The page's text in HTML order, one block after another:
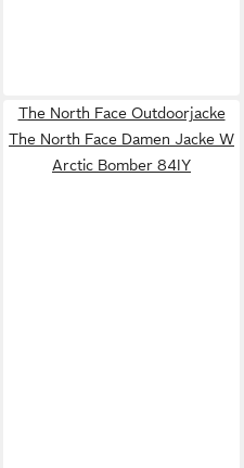
The North Face Outdoorjacke
The North Face Damen Jacke W
Arctic Bomber 84IY